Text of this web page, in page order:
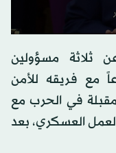
seconds
of
seconds
ثلاثة مسؤولين
مع فريقه للأمن
في الحرب مع
العسكري، بعد